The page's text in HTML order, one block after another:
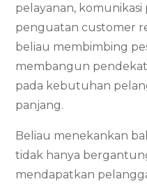
pelayanan, komunikasi
penguatan customer
beliau membimbing
membangun
pada kebutuhan
panjang.
Beliau menekankan
tidak hanya
mendapatkan